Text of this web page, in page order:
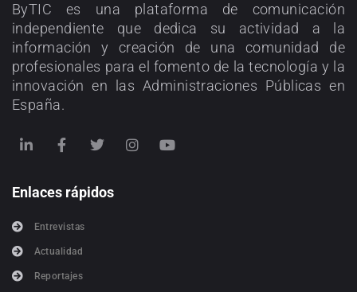
ByTIC es una plataforma de comunicación
independiente que dedica su actividad a la
información y creación de una comunidad de
profesionales para el fomento de la tecnología y la
innovación en las Administraciones Públicas en
España.
Enlaces rápidos
Entrevistas
Actualidad
Reportajes